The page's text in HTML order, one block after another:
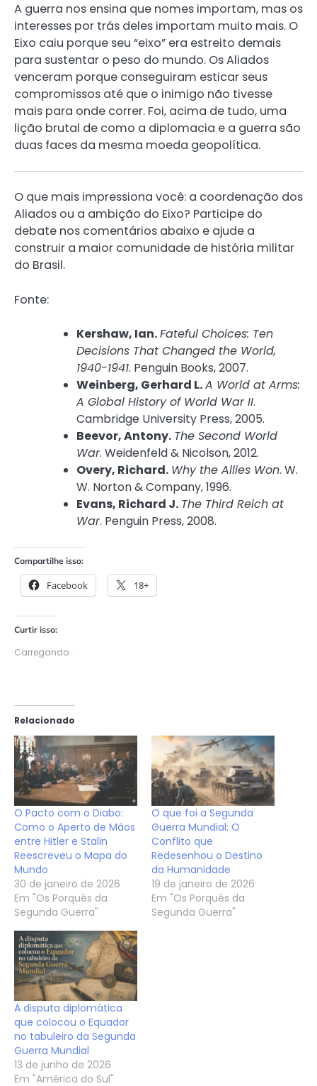
A guerra nos ensina que nomes importam, mas os
interesses por trás deles importam muito mais. O
Eixo caiu porque seu “eixo” era estreito demais
para sustentar o peso do mundo. Os Aliados
venceram porque conseguiram esticar seus
compromissos até que o inimigo não tivesse
mais para onde correr. Foi, acima de tudo, uma
lição brutal de como a diplomacia e a guerra são
duas faces da mesma moeda geopolítica.
O que mais impressiona você: a coordenação dos
Aliados ou a ambição do Eixo? Participe do
debate nos comentários abaixo e ajude a
construir a maior comunidade de história militar
do Brasil.
Fonte:
Kershaw, Ian.Fateful Choices: Ten
Decisions That Changed the World,
1940-1941. Penguin Books, 2007.
Weinberg, Gerhard L.A World at Arms:
A Global History of World War II.
Cambridge University Press, 2005.
Beevor, Antony. The Second World
War. Weidenfeld & Nicolson, 2012.
Overy, Richard. Why the Allies Won. W.
W. Norton & Company, 1996.
Evans, Richard J. The Third Reich at
War. Penguin Press, 2008.
Compartilhe isso:
Facebook 18+
Curtir isso:
Carregando...
Relacionado
O Pacto com o Diabo:
Como o Aperto de Mãos
entre Hitler e Stalin
Reescreveu o Mapa do
Mundo
30 de janeiro de 2026
Em "Os Porquês da
Segunda Guerra"
O que foi a Segunda
Guerra Mundial: O
Conflito que
Redesenhou o Destino
da Humanidade
19 de janeiro de 2026
Em "Os Porquês da
Segunda Guerra"
A disputa diplomática
que colocou o Equador
no tabuleiro da Segunda
Guerra Mundial
13 de junho de 2026
Em "América do Sul"